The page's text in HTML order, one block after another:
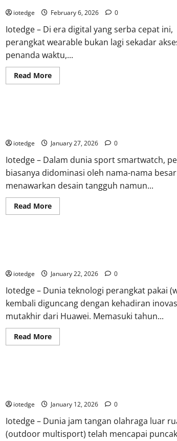
iotedge February 6, 2026 0
Iotedge – Di era digital yang serba cepat ini,
perangkat wearable bukan lagi sekadar
penanda waktu,...
Read MoreRead
more
Besar
dengan
Fitur
Kesehatan
AI
Terbaru!
iotedge January 27, 2026 0
Iotedge – Dalam dunia sport smartwatch,
biasanya didominasi oleh nama-nama
menawarkan desain tangguh namun...
Read MoreRead
more
Paling
Ringan
dengan
Fitur
iotedge January 22, 2026 0
Iotedge – Dunia teknologi perangkat pakai
kembali diguncang dengan kehadiran
mutakhir dari Huawei. Memasuki tahun...
Read MoreRead
more
Pertama
yang
Siap
Menyelam
100
Meter
iotedge January 12, 2026 0
Iotedge – Dunia jam tangan olahraga luar
(outdoor multisport) telah mencapai